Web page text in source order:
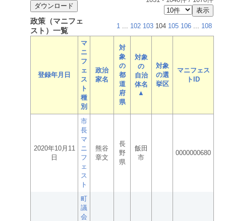
政策（マニフェ
スト）一覧
1 ... 102 103 104 105 106 ... 108
登録年月日
マ
ニ
フ
ェ
ス
ト
種
別
政治
家名
対
象
の
都
道
府
県
対象
の
自治
体名
▲
対象
の選
挙区
マニフェス
トID
2020年10月11
日
市
長
マ
ニ
フ
ェ
ス
ト
熊谷
章文
長
野
県
飯田
市
0000000680
町
議
会